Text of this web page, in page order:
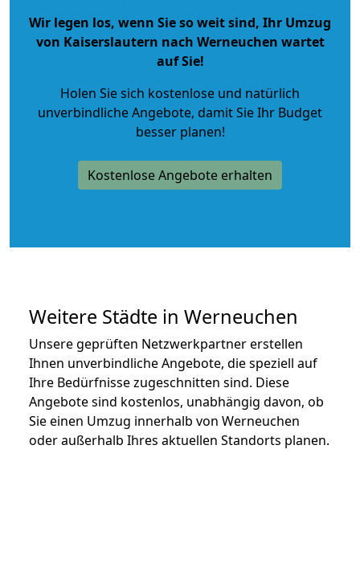
Wir legen los, wenn Sie so weit sind, Ihr Umzug
von Kaiserslautern nach Werneuchen wartet
auf Sie!
Holen Sie sich kostenlose und natürlich
unverbindliche Angebote, damit Sie Ihr Budget
besser planen!
Kostenlose Angebote erhalten
Weitere Städte in Werneuchen
Unsere geprüften Netzwerkpartner erstellen
Ihnen unverbindliche Angebote, die speziell auf
Ihre Bedürfnisse zugeschnitten sind. Diese
Angebote sind kostenlos, unabhängig davon, ob
Sie einen Umzug innerhalb von Werneuchen
oder außerhalb Ihres aktuellen Standorts planen.